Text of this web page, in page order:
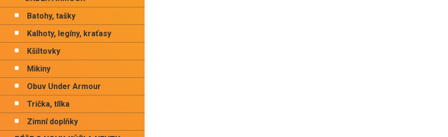
Batohy, tašky
Kalhoty, legíny, kraťasy
Kšiltovky
Mikiny
Obuv Under Armour
Trička, tílka
Zimní doplňky